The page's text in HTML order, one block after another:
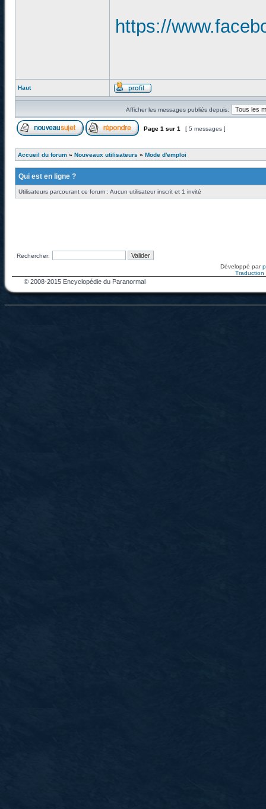
https://
Haut
Afficher les messages publiés depuis:
Page 1 sur 1 [ 5 messages ]
Accueil du forum » Nouveaux utilisateurs » Mode d'emploi
Qui est en ligne ?
Utilisateurs parcourant ce forum : Aucun utilisateur inscrit et 1 invité
Rechercher:
Développé par
Traduction
© 2008-2015 Encyclopédie du Paranormal